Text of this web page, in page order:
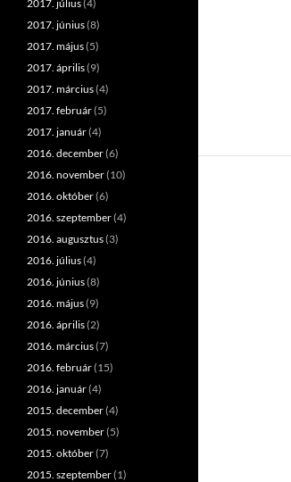
2017. július(4)
2017. június(8)
2017. május(5)
2017. április(9)
2017. március(4)
2017. február(5)
2017. január(4)
2016. december(6)
2016. november(10)
2016. október(6)
2016. szeptember(4)
2016. augusztus(3)
2016. július(4)
2016. június(8)
2016. május(9)
2016. április(2)
2016. március(7)
2016. február(15)
2016. január(4)
2015. december(4)
2015. november(5)
2015. október(7)
2015. szeptember(1)